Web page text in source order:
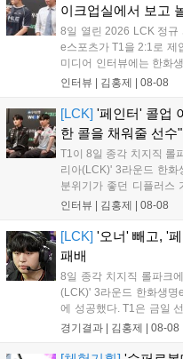
이크업실에서 보고
8일 열린 2026 LCK 정규
e스포츠가 T1을 2:1로 제
미디어 인터뷰에는 한화
다. 먼저 승리 소감에 대
인터뷰 | 김홍제 08-08
[LCK] '페인터' 콜업
한 콜을 채워줄 선수"
T1이 8일 종각 치지직 롤
리아(LCK)' 3라운드 한
분위기가 좋던 디플러스
을 빼고 신예 '페인터' 김
즈' 김수환의 인터뷰 내...
인터뷰 | 김홍제 08-08
[LCK] '오너' 빼고, '
패배
8일 종각 치지직 롤파크
(LCK)' 3라운드 한화생명
에 성공했다. T1은 금일
'페인터' 김은후를 투입했
경기결과 | 김홍제 08-08